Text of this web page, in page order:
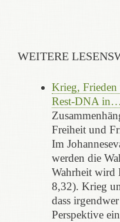
WEITERE
Krieg, Frieden
Rest-DNA in…
Freiheit und
Im
werden die
Wahrheit wird
8,32). Krieg
dass
Perspektive